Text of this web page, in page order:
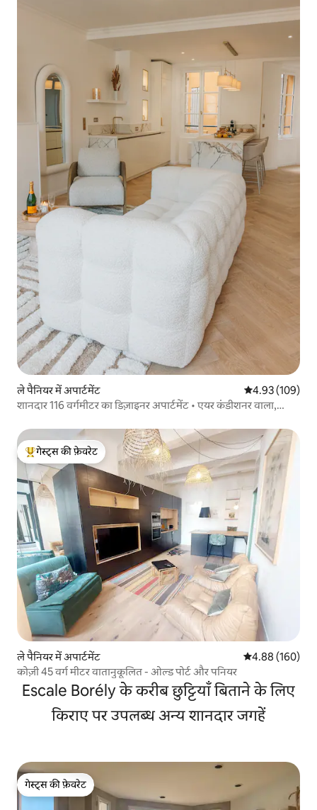
ले पैनियर में अपार्टमेंट औसत रेटिंग 5 में से
4.93 (109)
शानदार 116 वर्गमीटर का डिज़ाइनर अपार्टमेंट • एयर कंडीशनर वाला,
गेस्ट्स का टॉप फ़ेवरेट
गेस्ट्स की फ़ेवरेट
ले पैनियर में अपार्टमेंट औसत रेटिंग 5 में से
4.88 (160)
कोज़ी 45 वर्ग मीटर वातानुकूलित - ओल्ड पोर्ट और पनियर
Escale Borély के करीब छुट्टियाँ बिताने के लिए
किराए पर उपलब्ध अन्य शानदार जगहें
गेस्ट्स की फ़ेवरेट
गेस्ट्स की फ़ेवरेट